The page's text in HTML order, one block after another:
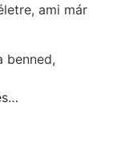
ami már
benned,